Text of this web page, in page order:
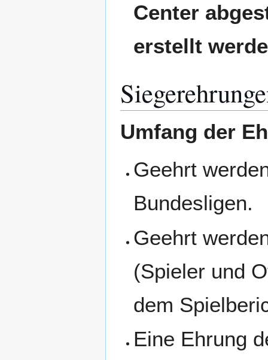
Center
erstellt
Umfang der
Geehrt
Bundesligen.
Geehrt
(Spieler und
dem
Eine Ehrung